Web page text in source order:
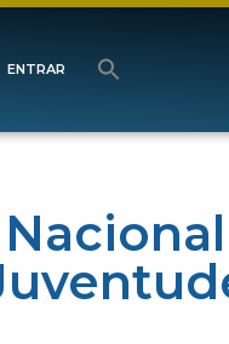
ENTRAR